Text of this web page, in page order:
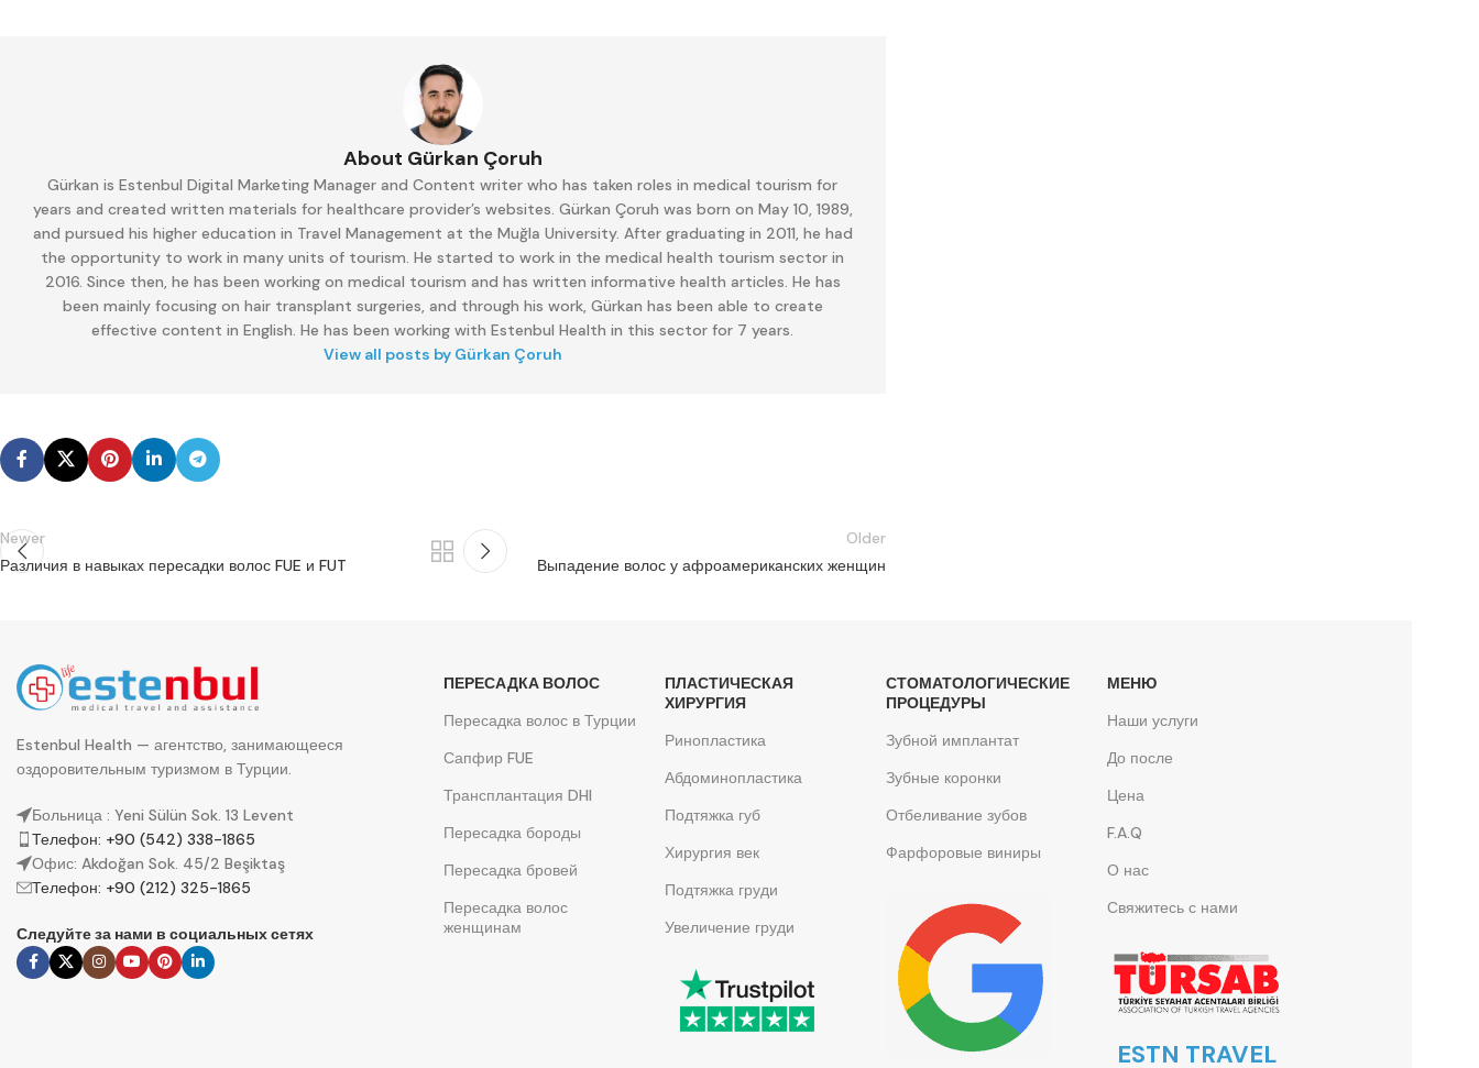
About Gürkan Çoruh
Gürkan is Estenbul Digital Marketing Manager and Content writer who has taken roles in medical tourism for
years and created written materials for healthcare provider’s websites. Gürkan Çoruh was born on May 10, 1989,
and pursued his higher education in Travel Management at the Muğla University. After graduating in 2011, he had
the opportunity to work in many units of tourism. He started to work in the medical health tourism sector in
2016. Since then, he has been working on medical tourism and has written informative health articles. He has
been mainly focusing on hair transplant surgeries, and through his work, Gürkan has been able to create
effective content in English. He has been working with Estenbul Health in this sector for 7 years.
View all posts by Gürkan Çoruh
Newer
Различия в навыках пересадки волос FUE и FUT
Older
Выпадение волос у афроамериканских женщин
Estenbul Health — агентство, занимающееся
оздоровительным туризмом в Турции.
Больница : Yeni Sülün Sok. 13 Levent
Телефон: +90 (542) 338-1865
Офис: Akdoğan Sok. 45/2 Beşiktaş
Телефон: +90 (212) 325-1865
Следуйте за нами в социальных сетях
ПЕРЕСАДКА ВОЛОС
Пересадка волос в Турции
Сапфир FUE
Трансплантация DHI
Пересадка бороды
Пересадка бровей
Пересадка волос
женщинам
ПЛАСТИЧЕСКАЯ
ХИРУРГИЯ
Ринопластика
Абдоминопластика
Подтяжка губ
Хирургия век
Подтяжка груди
Увеличение груди
СТОМАТОЛОГИЧЕСКИЕ
ПРОЦЕДУРЫ
Зубной имплантат
Зубные коронки
Отбеливание зубов
Фарфоровые виниры
МЕНЮ
Наши услуги
До после
Цена
F.A.Q
О нас
Свяжитесь с нами
ESTN TRAVEL